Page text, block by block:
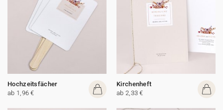
Hochzeitsfächer
ab 1,96 €
Kirchenheft
ab 2,33 €